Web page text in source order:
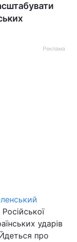
Реклама
ударів
Йдеться про